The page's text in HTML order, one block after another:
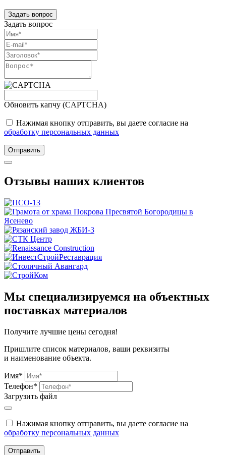
Задать вопрос
Задать вопрос
Обновить капчу (CAPTCHA)
Нажимая кнопку отправить, вы даете согласие на
обработку персональных данных
Отправить
Отзывы наших клиентов
Мы специализируемся на объектных
поставках материалов
Получите лучшие цены сегодня!
Пришлите список материалов, ваши реквизиты
и наименование объекта.
Имя*
Телефон*
Загрузить файл
Нажимая кнопку отправить, вы даете согласие на
обработку персональных данных
Отправить